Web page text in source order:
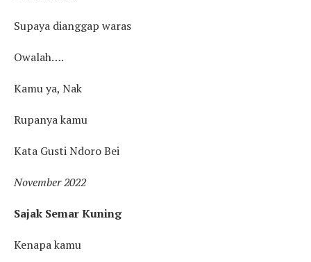
Supaya dianggap waras
Owalah….
Kamu ya, Nak
Rupanya kamu
Kata Gusti Ndoro Bei
November 2022
Sajak Semar Kuning
Kenapa kamu